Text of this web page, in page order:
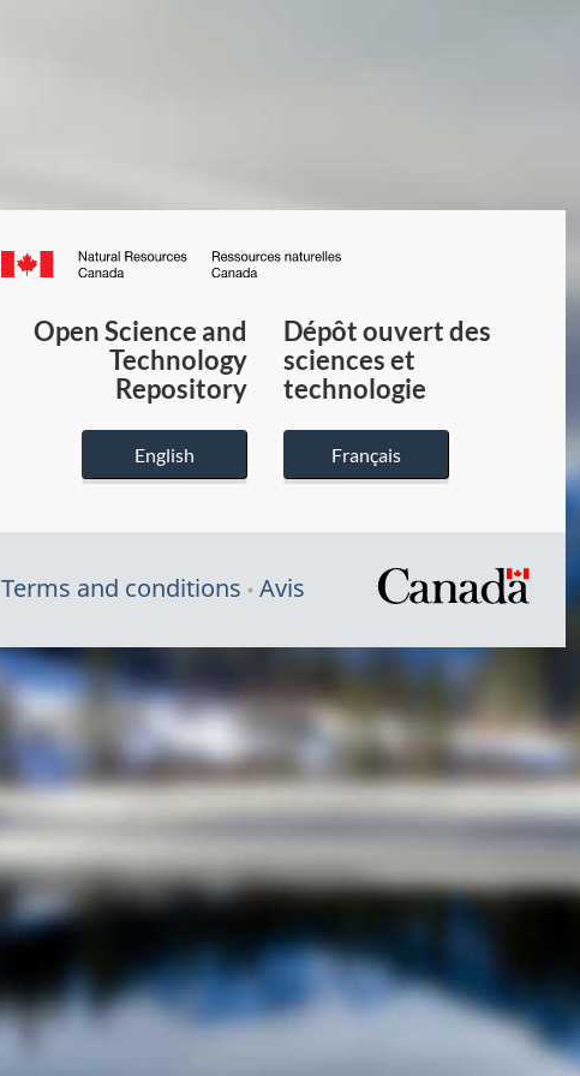
Canada.ca
du
Canada
Open Science and
Technology
Repository
English
Dépôt ouvert des
sciences et
technologie
Français
Terms and conditions Avis
/
du